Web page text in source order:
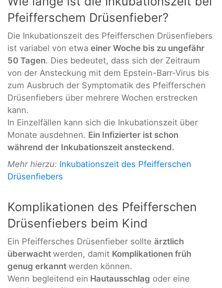
Pfeifferschem Drüsenfieber?
Die Inkubationszeit des Pfeifferschen Drüsenfiebers
ist variabel von etwa einer Woche bis zu ungefähr
50 Tagen. Dies bedeutet, dass sich der Zeitraum
von der Ansteckung mit dem Epstein-Barr-Virus bis
zum Ausbruch der Symptomatik des Pfeifferschen
Drüsenfiebers über mehrere Wochen erstrecken
kann.
In Einzelfällen kann sich die Inkubationszeit über
Monate ausdehnen. Ein Infizierter ist schon
während der Inkubationszeit ansteckend.
Mehr hierzu: Inkubationszeit des Pfeifferschen
Drüsenfiebers
Komplikationen des Pfeifferschen
Drüsenfiebers beim Kind
Ein Pfeiffersches Drüsenfieber sollte ärztlich
überwacht werden, damit Komplikationen früh
genug erkannt werden können.
Wenn begleitend ein Hautausschlag oder eine